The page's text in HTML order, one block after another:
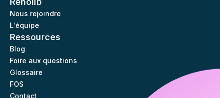
Nous rejoindre
L'équipe
Ressources
Blog
Foire aux questions
Glossaire
FOS
Contact